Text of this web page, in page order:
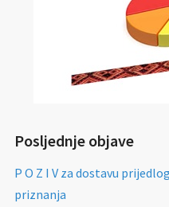
Posljednje objave
P O Z I V za dostavu
priznanja